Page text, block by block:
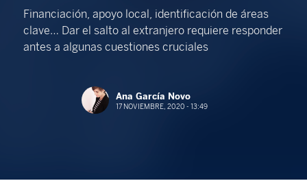
Financiación, apoyo local, identificación de áreas
clave… Dar el salto al extranjero requiere responder
antes a algunas cuestiones cruciales
Ana García Novo
17 NOVIEMBRE, 2020 - 13:49